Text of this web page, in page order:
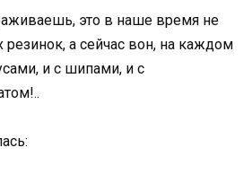
это в наше время не
резинок, а сейчас вон, на каждом
и с шипами, и с